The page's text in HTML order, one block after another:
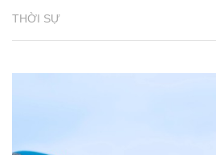
THỜI SỰ